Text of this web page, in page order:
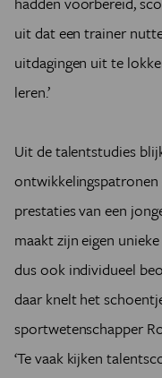
uit dat een trainer
uitdagingen uit te
leren.’
Uit de talentstudies
prestaties van een
maakt zijn eigen
dus ook individueel
daar knelt het
sportwetenschapper
‘Te vaak kijken